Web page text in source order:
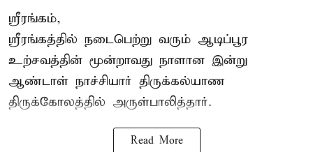
ஸ்ரீரங்கம்,
ஸ்ரீரங்கத்தில் நடைபெற்று வரும் ஆடிப்பூர
உற்சவத்தின் மூன்றாவது நாளான இன்று
ஆண்டாள் நாச்சியார் திருக்கல்யாண
திருக்கோலத்தில் அருள்பாலித்தார்.
Read More